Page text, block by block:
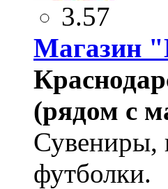
3.57
Магазин
(рядом с
Сувениры,
футболки.